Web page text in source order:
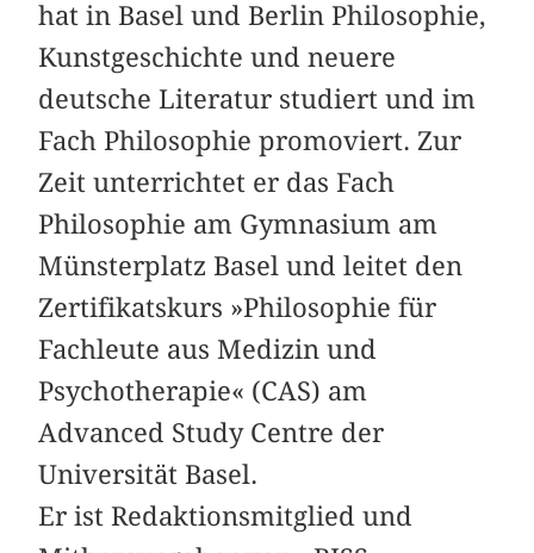
hat in Basel und Berlin Philosophie,
Kunstgeschichte und neuere
deutsche Literatur studiert und im
Fach Philosophie promoviert. Zur
Zeit unterrichtet er das Fach
Philosophie am Gymnasium am
Münsterplatz Basel und leitet den
Zertifikatskurs »Philosophie für
Fachleute aus Medizin und
Psychotherapie« (CAS) am
Advanced Study Centre der
Universität Basel.
Er ist Redaktionsmitglied und